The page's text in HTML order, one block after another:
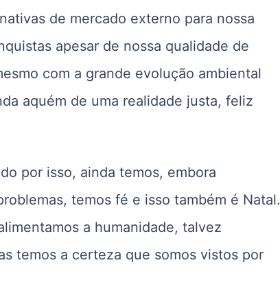
de mercado externo para nossa
apesar de nossa qualidade de
com a grande evolução ambiental
aquém de uma realidade justa, feliz
por isso, ainda temos, embora
temos fé e isso também é Natal.
a humanidade, talvez
temos a certeza que somos vistos por